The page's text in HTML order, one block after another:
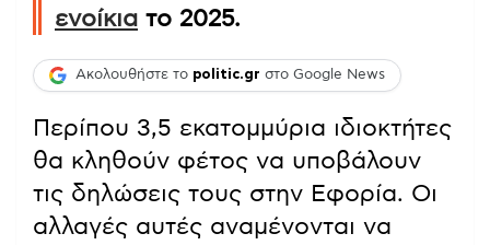
ενοίκια το 2025.
Ακολουθήστε το politic.gr στο Google News
Περίπου 3,5 εκατομμύρια ιδιοκτήτες
θα κληθούν φέτος να υποβάλουν
τις δηλώσεις τους στην Εφορία. Οι
αλλαγές αυτές αναμένονται να